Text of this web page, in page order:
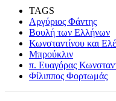
TAGS
Αργύριος Φάντης
Βουλή των Ελλήνων
Κωνσταντίνου και
Μπρούκλιν
π. Ευαγόρας
Φίλιππος Φορτωμάς